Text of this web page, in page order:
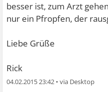
besser ist, zum Arzt
nur ein Pfropfen, der
Liebe Grüße
Rick
04.02.2015 23:42 •